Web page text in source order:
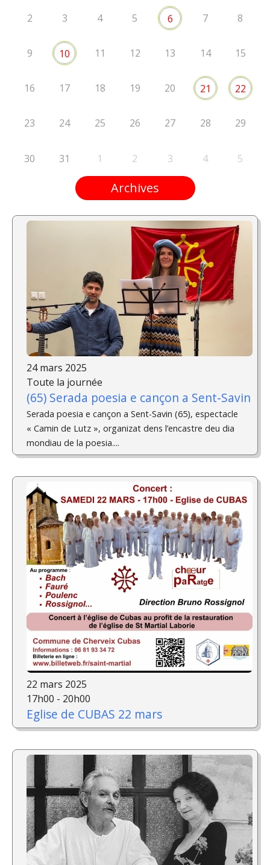
2 3 4 5 6 7 8
9 10 11 12 13 14 15
16 17 18 19 20 21 22
23 24 25 26 27 28 29
30 31 1 2 3 4 5
Archives
24 mars 2025
Toute la journée
(65) Serada poesia e cançon a Sent-Savin
Serada poesia e cançon a Sent-Savin (65), espectacle
« Camin de Lutz », organizat dens l’encastre deu dia
mondiau de la poesia....
22 mars 2025
17h00 - 20h00
Eglise de CUBAS 22 mars